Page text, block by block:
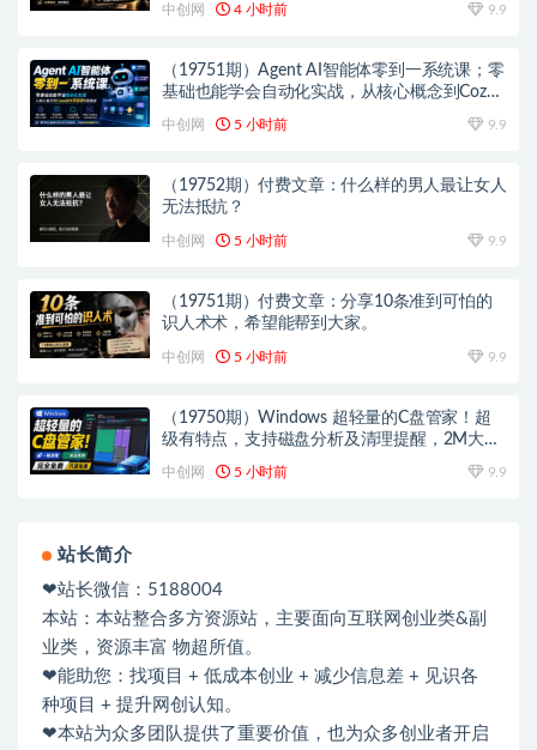
中创网 4 小时前 9.9
（19751期）Agent AI智能体零到一系统课；零
基础也能学会自动化实战，从核心概念到Coze
中创网 5 小时前 9.9
（19752期）付费文章：什么样的男人最让女人
无法抵抗？
中创网 5 小时前 9.9
（19751期）付费文章：分享10条准到可怕的
识人术术，希望能帮到大家。
中创网 5 小时前 9.9
（19750期）Windows 超轻量的C盘管家！超
级有特点，支持磁盘分析及清理提醒，2M大小
中创网 5 小时前 9.9
站长简介
❤站长微信：5188004
本站：本站整合多方资源站，主要面向互联网创业类&副
业类，资源丰富 物超所值。
❤能助您：找项目 + 低成本创业 + 减少信息差 + 见识各
种项目 + 提升网创认知。
❤本站为众多团队提供了重要价值，也为众多创业者开启